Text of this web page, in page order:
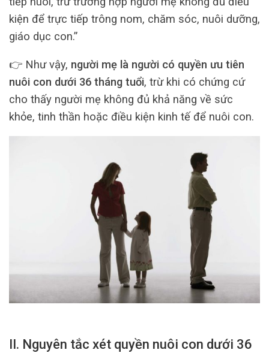
kiện để trực tiếp trông nom, chăm sóc, nuôi dưỡng,
giáo dục con.”
👉 Như vậy, người mẹ là người có quyền ưu tiên
nuôi con dưới 36 tháng tuổi, trừ khi có chứng cứ
cho thấy người mẹ không đủ khả năng về sức
khỏe, tinh thần hoặc điều kiện kinh tế để nuôi con.
II. Nguyên tắc xét quyền nuôi con dưới 36